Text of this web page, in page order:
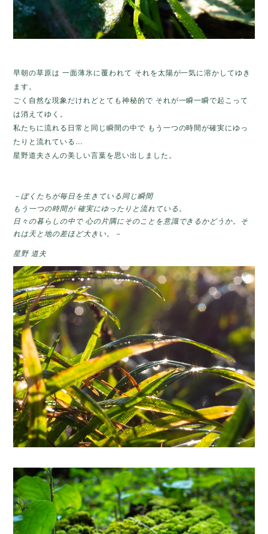
早朝の草原は 一面薄氷に覆われて それを太陽が一気に溶かしてゆき
ます。
ごく自然な現象だけれどとても神秘的で それが一瞬一瞬で起こって
は消えてゆく。
私たちに流れる日常と同じ瞬間の中で もう一つの時間が確実にゆっ
たりと流れている…
星野道夫さんの美しい言葉を思い出しました。
－ぼくたちが毎日を生きている同じ瞬間
もう一つの時間が 確実にゆったりと流れている。
日々の暮らしの中で 心の片隅にそのことを意識できるかどうか。そ
れは天と地の差ほど大きい。－
星野 道夫